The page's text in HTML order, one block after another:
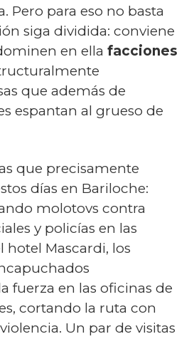
Pero para eso no basta
siga dividida: conviene
en ella facciones
que además de
espantan al grueso de
que precisamente
días en Bariloche:
molotovs contra
y policías en las
Mascardi, los
fuerza en las oficinas de
cortando la ruta con
Un par de visitas